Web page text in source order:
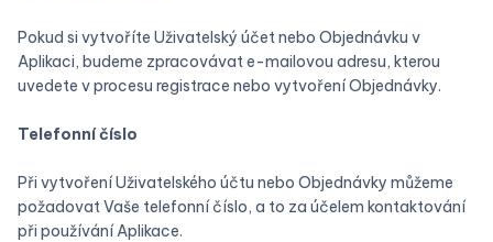
Pokud si vytvoříte Uživatelský účet nebo Objednávku v
Aplikaci, budeme zpracovávat e-mailovou adresu, kterou
uvedete v procesu registrace nebo vytvoření Objednávky.
Telefonní číslo
Při vytvoření Uživatelského účtu nebo Objednávky můžeme
požadovat Vaše telefonní číslo, a to za účelem kontaktování
při používání Aplikace.